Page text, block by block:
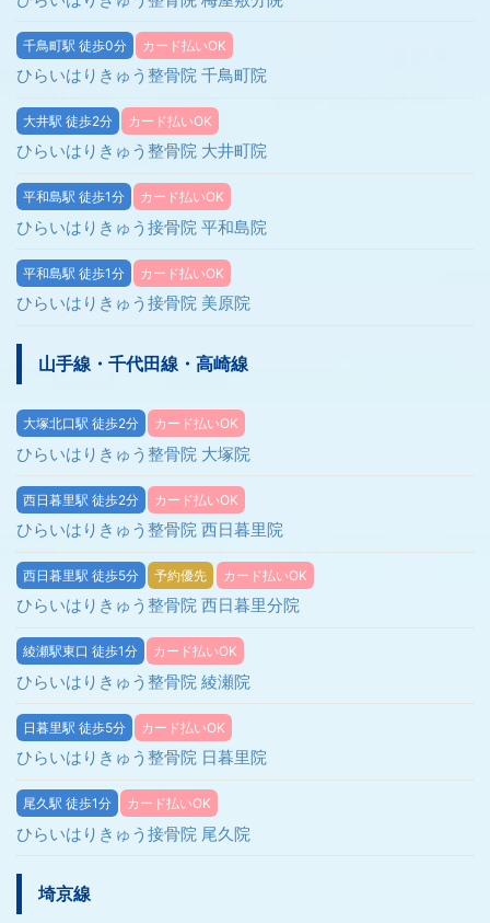
千鳥町駅 徒歩0分 カード払いOK
ひらいはりきゅう整骨院 千鳥町院
大井駅 徒歩2分 カード払いOK
ひらいはりきゅう整骨院 大井町院
平和島駅 徒歩1分 カード払いOK
ひらいはりきゅう接骨院 平和島院
平和島駅 徒歩1分 カード払いOK
ひらいはりきゅう接骨院 美原院
山手線・千代田線・高崎線
大塚北口駅 徒歩2分 カード払いOK
ひらいはりきゅう整骨院 大塚院
西日暮里駅 徒歩2分 カード払いOK
ひらいはりきゅう整骨院 西日暮里院
西日暮里駅 徒歩5分 予約優先 カード払いOK
ひらいはりきゅう整骨院 西日暮里分院
綾瀬駅東口 徒歩1分 カード払いOK
ひらいはりきゅう整骨院 綾瀬院
日暮里駅 徒歩5分 カード払いOK
ひらいはりきゅう整骨院 日暮里院
尾久駅 徒歩1分 カード払いOK
ひらいはりきゅう接骨院 尾久院
埼京線